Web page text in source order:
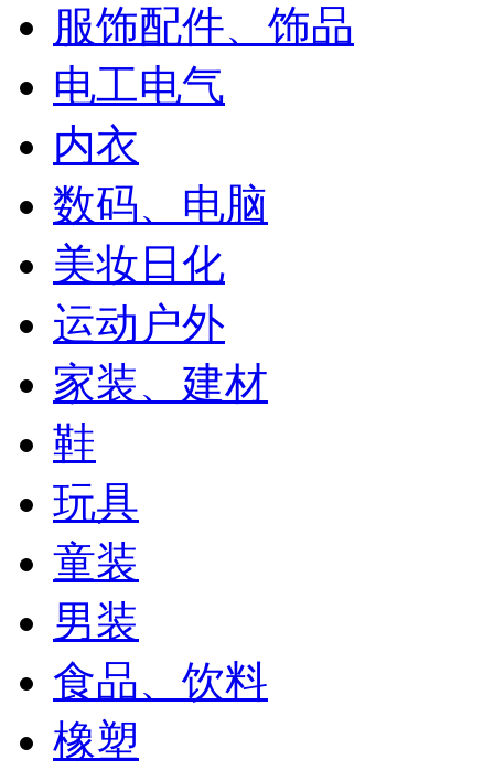
服饰配件、饰品
电工电气
内衣
数码、电脑
美妆日化
运动户外
家装、建材
鞋
玩具
童装
男装
食品、饮料
橡塑